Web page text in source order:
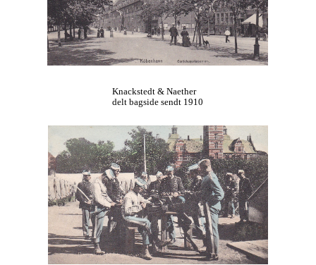
Knackstedt & Naether
delt bagside sendt 1910